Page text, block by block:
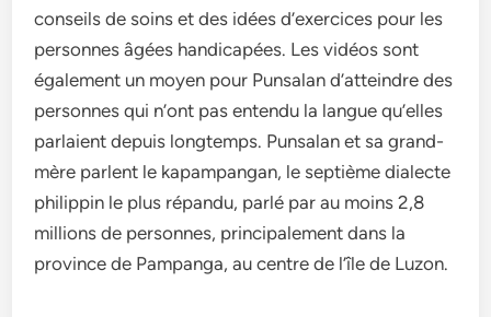
conseils de soins et des idées d’exercices pour les
personnes âgées handicapées. Les vidéos sont
également un moyen pour Punsalan d’atteindre des
personnes qui n’ont pas entendu la langue qu’elles
parlaient depuis longtemps. Punsalan et sa grand-
mère parlent le kapampangan, le septième dialecte
philippin le plus répandu, parlé par au moins 2,8
millions de personnes, principalement dans la
province de Pampanga, au centre de l’île de Luzon.